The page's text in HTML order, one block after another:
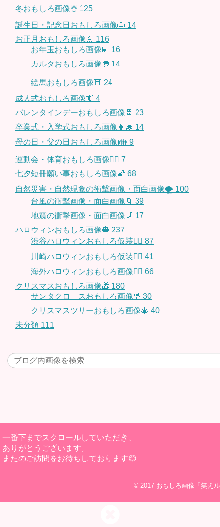
冬おもしろ画像☃️ 125
誕生日・記念日おもしろ画像🎂 14
お正月おもしろ画像🎍 116
お年玉おもしろ画像💴 16
カルタおもしろ画像🤚 14
絵馬おもしろ画像⛩ 24
成人式おもしろ画像👘 4
バレンタインデーおもしろ画像🍫 23
卒業式・入学式おもしろ画像👩‍🎓 14
母の日・父の日おもしろ画像👪 9
運動会・体育おもしろ画像🤸‍♂️ 7
七夕短冊願い事おもしろ画像🌠 68
自然災害・自然現象の衝撃画像・面白画像🌪 100
台風の衝撃画像・面白画像🌀 39
地震の衝撃画像・面白画像🗾 17
ハロウィンおもしろ画像🎃 237
渋谷ハロウィンおもしろ仮装👯‍♂️ 87
川崎ハロウィンおもしろ仮装🧞‍♀️ 41
海外ハロウィンおもしろ画像🧛‍♂️ 66
クリスマスおもしろ画像🎁 180
サンタクロースおもしろ画像🎅 30
クリスマスツリーおもしろ画像🎄 40
未分類 111
一番下までスクロールしていただき、
ありがとうございます。
またのご訪問をお待ちしております😊
© 2017 おもしろ画像「笑え